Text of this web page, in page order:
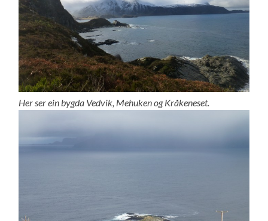
Her ser ein bygda Vedvik, Mehuken og Kråkeneset.